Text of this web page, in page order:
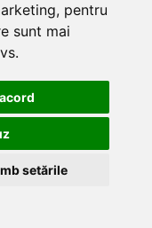
, pentru
sunt mai
.
setările
2021 :: Realizat de